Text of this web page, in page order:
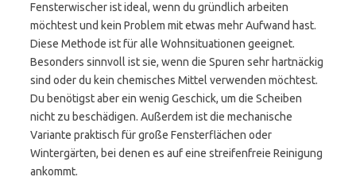
Fensterwischer ist ideal, wenn du gründlich arbeiten
möchtest und kein Problem mit etwas mehr Aufwand hast.
Diese Methode ist für alle Wohnsituationen geeignet.
Besonders sinnvoll ist sie, wenn die Spuren sehr hartnäckig
sind oder du kein chemisches Mittel verwenden möchtest.
Du benötigst aber ein wenig Geschick, um die Scheiben
nicht zu beschädigen. Außerdem ist die mechanische
Variante praktisch für große Fensterflächen oder
Wintergärten, bei denen es auf eine streifenfreie Reinigung
ankommt.